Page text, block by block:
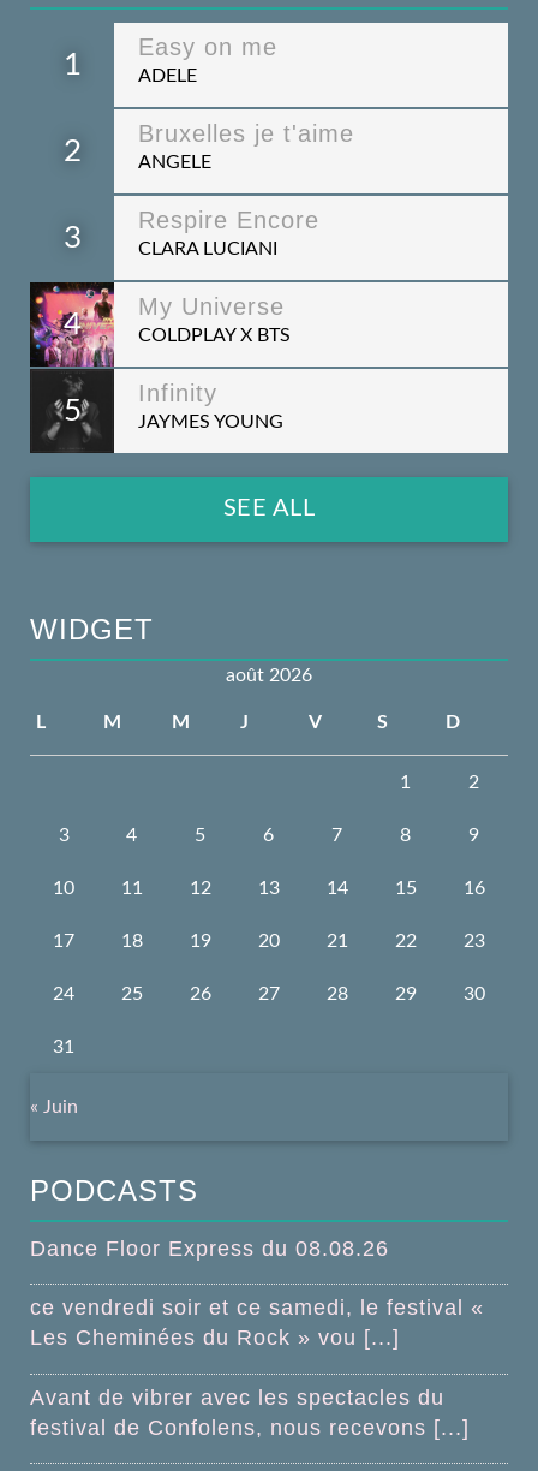
1
Easy on me
ADELE
2
Bruxelles je t'aime
ANGELE
3
Respire Encore
CLARA LUCIANI
4
My Universe
COLDPLAY X BTS
5
Infinity
JAYMES YOUNG
SEE ALL
WIDGET
août 2026
L M M J V S D
1 2
3 4 5 6 7 8 9
10 11 12 13 14 15 16
17 18 19 20 21 22 23
24 25 26 27 28 29 30
31
« Juin
PODCASTS
Dance Floor Express du 08.08.26
ce vendredi soir et ce samedi, le festival «
Les Cheminées du Rock » vou [...]
Avant de vibrer avec les spectacles du
festival de Confolens, nous recevons [...]